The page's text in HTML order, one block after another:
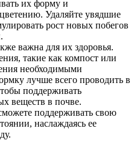
их форму и
Удаляйте увядшие
рост новых побегов
важна для их здоровья.
такие как компост или
необходимыми
лучше всего проводить в
поддерживать
веществ в почве.
поддерживать свою
наслаждаясь ее